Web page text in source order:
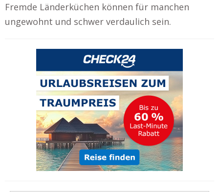
Fremde Länderküchen können für manchen
ungewohnt und schwer verdaulich sein.